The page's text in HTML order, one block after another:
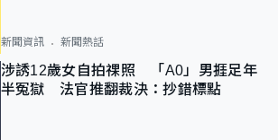
新聞資訊 新聞熱話
涉誘12歲女自拍祼照 「A0」男捱足年
半冤獄 法官推翻裁決：抄錯標點